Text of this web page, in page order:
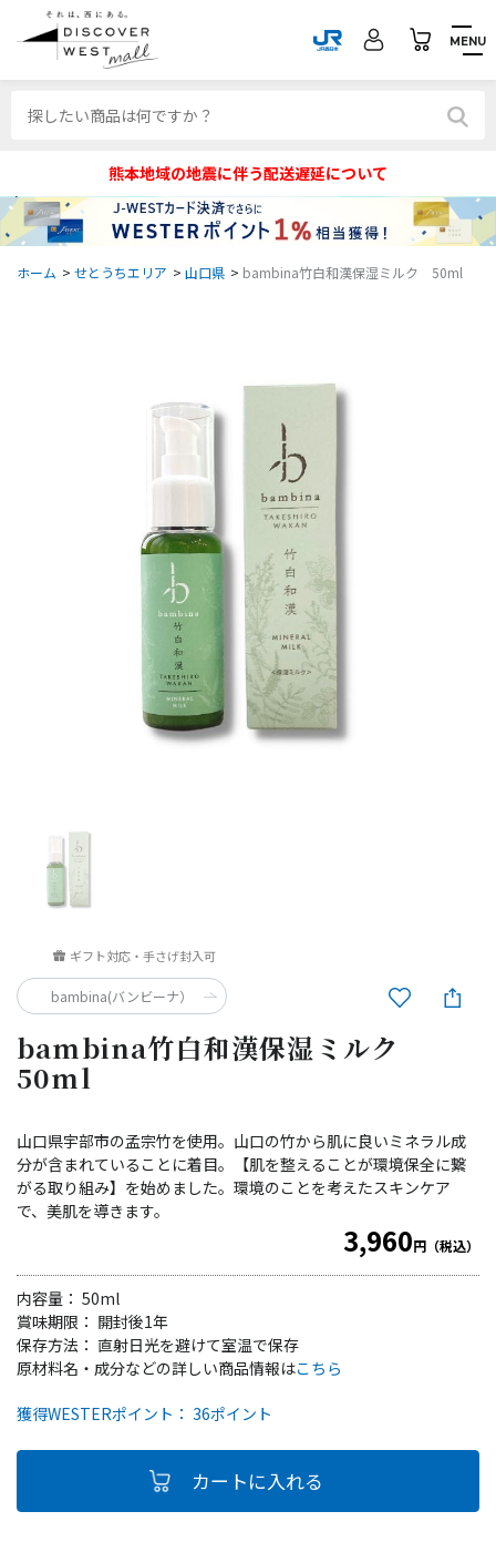
MENU
熊本地域の地震に伴う配送遅延について
ホーム > せとうちエリア > 山口県 > bambina竹白和漢保湿ミルク 50ml
bambina竹白和漢保湿ミルク
50ml
ギフト対応・手さげ封入可
山口県宇部市の孟宗竹を使用。山口の竹から肌に良いミネラル成
分が含まれていることに着目。【肌を整えることが環境保全に繋
がる取り組み】を始めました。環境のことを考えたスキンケア
で、美肌を導きます。
3,960円（税込）
内容量： 50ml
賞味期限： 開封後1年
保存方法： 直射日光を避けて室温で保存
獲得WESTERポイント： 36ポイント
原材料名・成分などの詳しい商品情報はこちら
bambina(バンビーナ）